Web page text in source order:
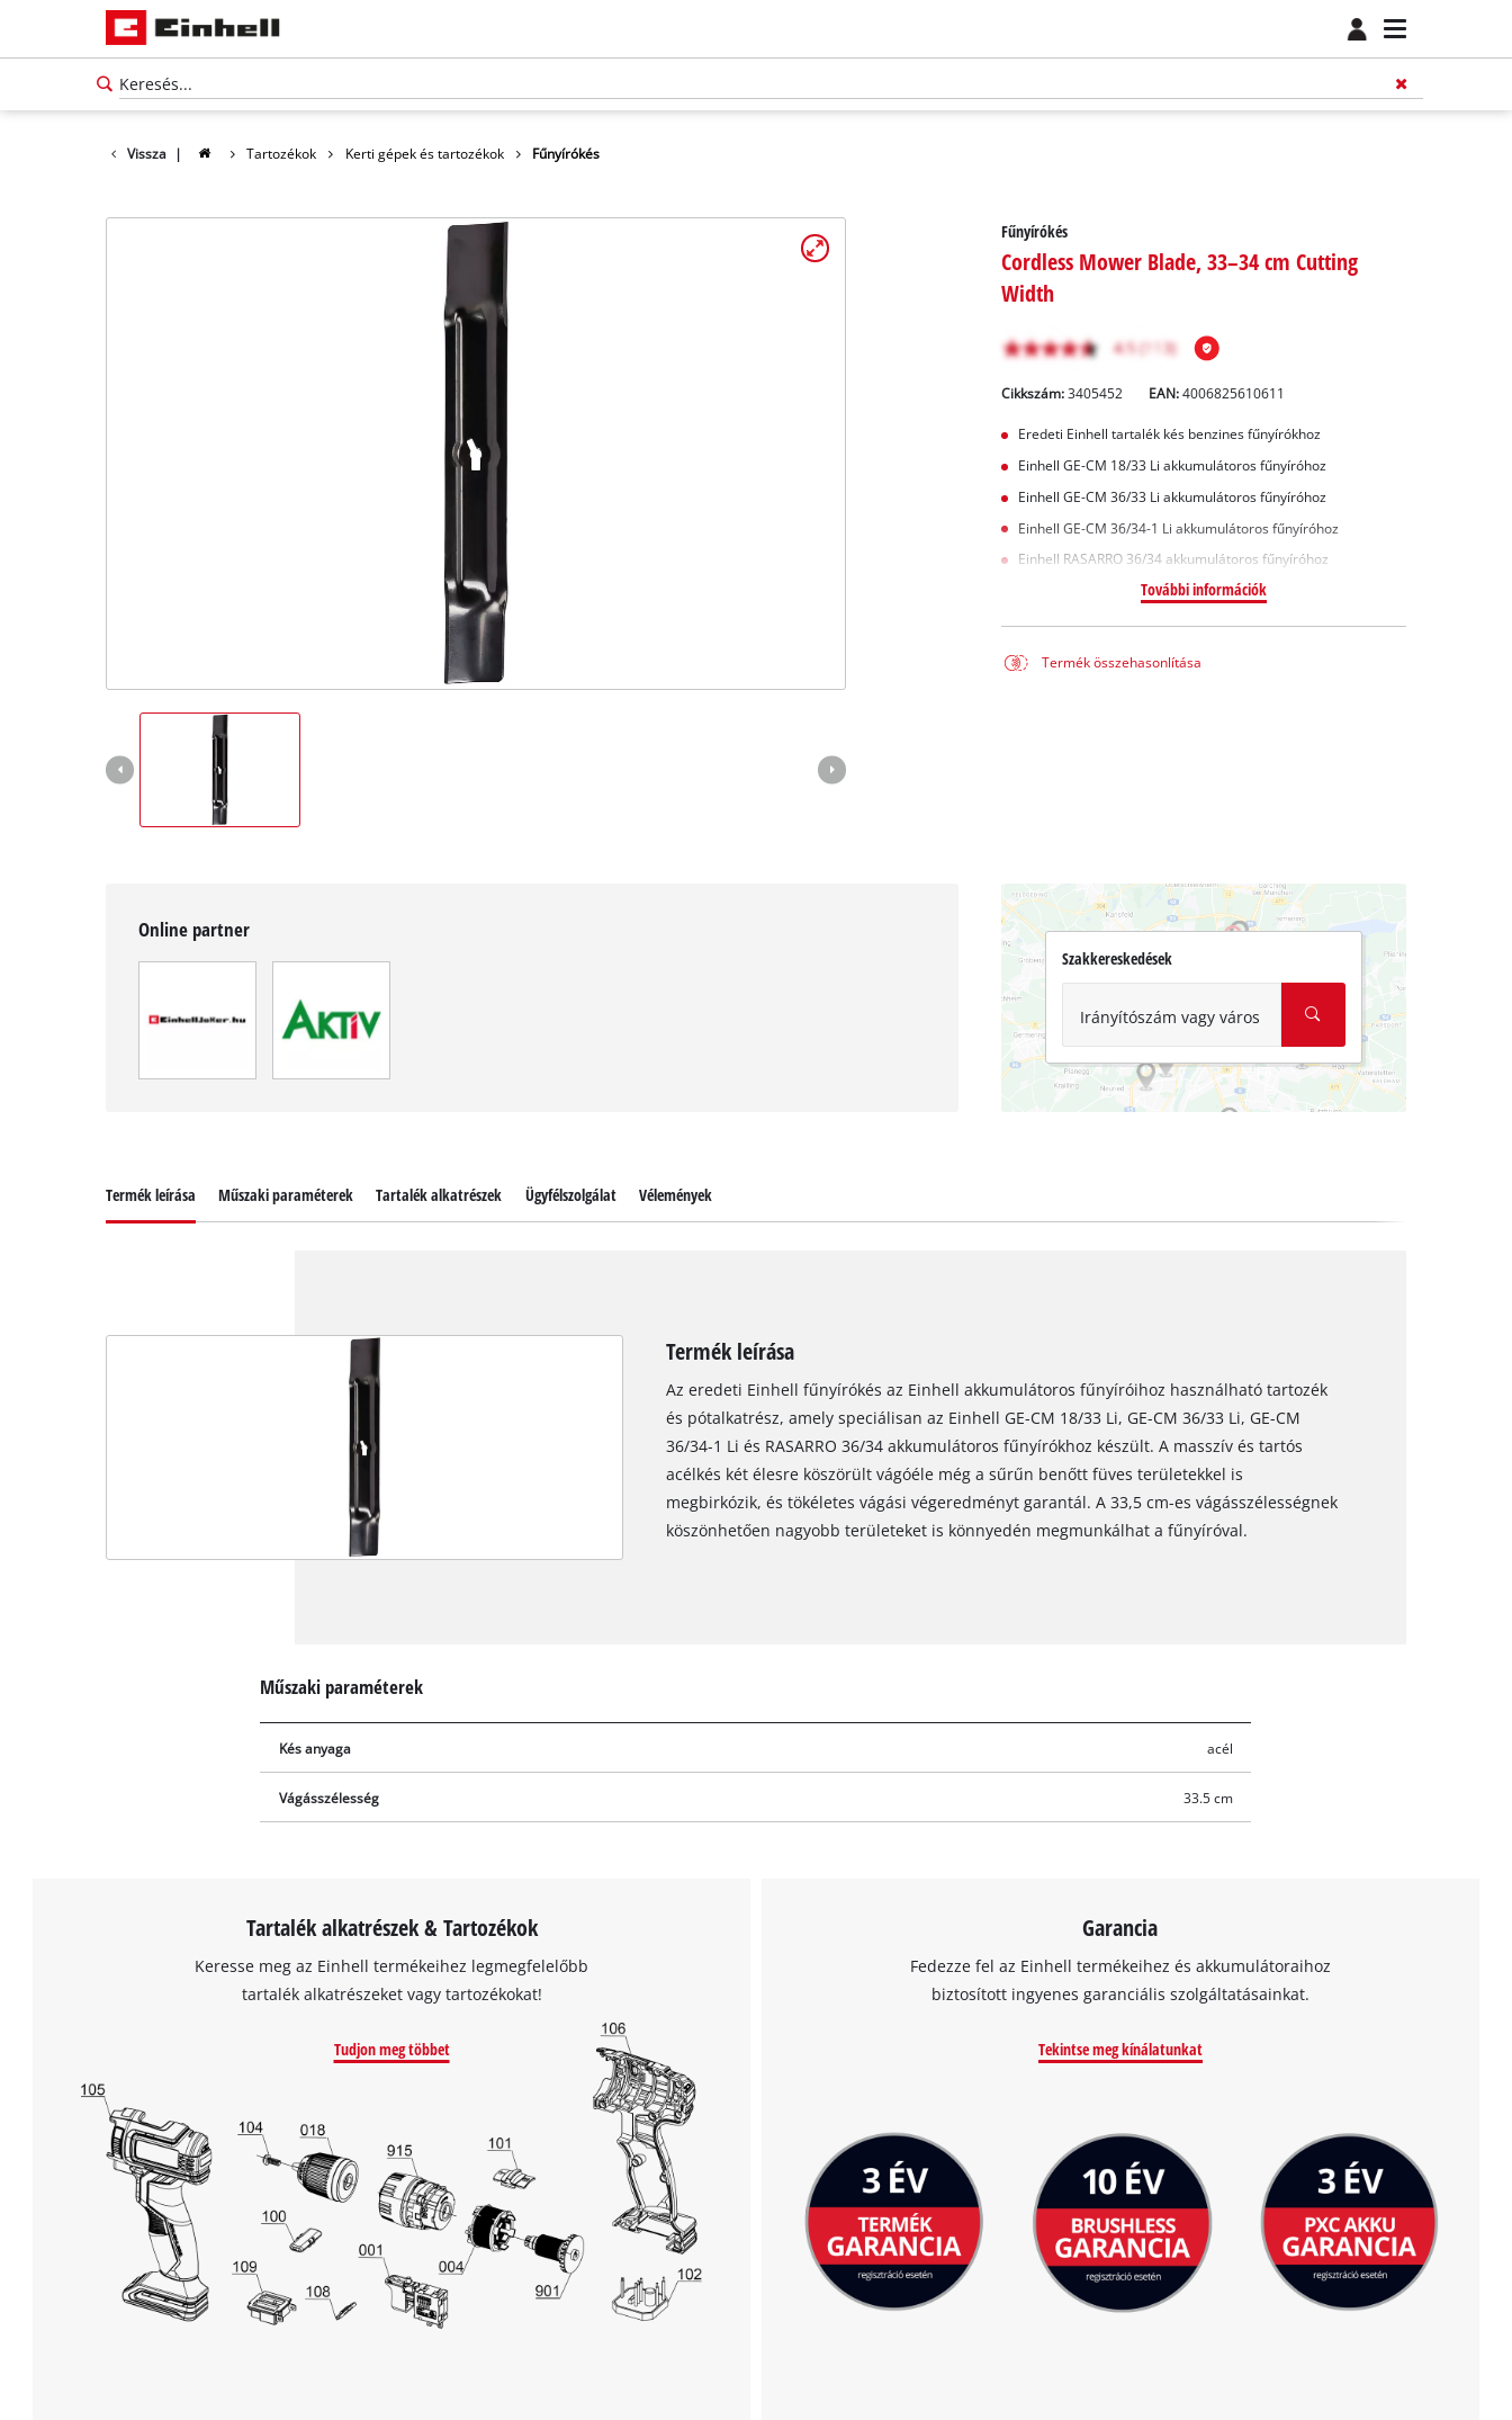
Vissza | Tartozékok Kerti gépek és tartozékok Fűnyírókés
Fűnyírókés
Cordless Mower Blade, 33–34 cm Cutting
Width
Cikkszám: 3405452 EAN:4006825610611
Eredeti Einhell tartalék kés benzines fűnyírókhoz
Einhell GE-CM 18/33 Li akkumulátoros fűnyíróhoz
Einhell GE-CM 36/33 Li akkumulátoros fűnyíróhoz
Einhell GE-CM 36/34-1 Li akkumulátoros fűnyíróhoz
Einhell RASARRO 36/34 akkumulátoros fűnyíróhoz
További információk
Termék összehasonlítása
Online partner
Szakkereskedések
Irányítószám vagy város
A Google Maps szolgáltatás betöltéséhez
szükségünk van az Ön jóváhagyására!
This content is not permitted to load due
to trackers that are not disclosed to the
visitor. The website owner needs to setup
the site with their CMP to add this content
to the list of technologies used.
Powered by
Usercentrics Consent
Management Platform
Termék leírása Műszaki paraméterek Tartalék alkatrészek Ügyfélszolgálat Vélemények
Termék leírása
Az eredeti Einhell fűnyírókés az Einhell akkumulátoros fűnyíróihoz használható tartozék
és pótalkatrész, amely speciálisan az Einhell GE-CM 18/33 Li, GE-CM 36/33 Li, GE-CM
36/34-1 Li és RASARRO 36/34 akkumulátoros fűnyírókhoz készült. A masszív és tartós
acélkés két élesre köszörült vágóéle még a sűrűn benőtt füves területekkel is
megbirkózik, és tökéletes vágási végeredményt garantál. A 33,5 cm-es vágásszélességnek
köszönhetően nagyobb területeket is könnyedén megmunkálhat a fűnyíróval.
Műszaki paraméterek
Kés anyaga acél
Vágásszélesség 33.5 cm
Tartalék alkatrészek & Tartozékok
Keresse meg az Einhell termékeihez legmegfelelőbb
tartalék alkatrészeket vagy tartozékokat!
Tudjon meg többet
Garancia
Fedezze fel az Einhell termékeihez és akkumulátoraihoz
biztosított ingyenes garanciális szolgáltatásainkat.
Tekintse meg kínálatunkat